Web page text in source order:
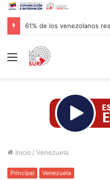
Menú
Inicio / Venezuela
Principal Venezuela